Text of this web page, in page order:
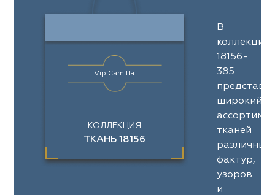
Vip Camilla
КОЛЛЕКЦИЯ
ТКАНЬ 18156
В
коллекции
18156-
385
широкий
тканей
различных
фактур,
узоров
и